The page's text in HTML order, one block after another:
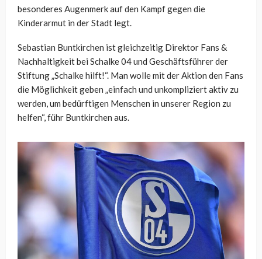
besonderes Augenmerk auf den Kampf gegen die
Kinderarmut in der Stadt legt.
Sebastian Buntkirchen ist gleichzeitig Direktor Fans &
Nachhaltigkeit bei Schalke 04 und Geschäftsführer der
Stiftung „Schalke hilft!“. Man wolle mit der Aktion den Fans
die Möglichkeit geben „einfach und unkompliziert aktiv zu
werden, um bedürftigen Menschen in unserer Region zu
helfen“, führ Buntkirchen aus.